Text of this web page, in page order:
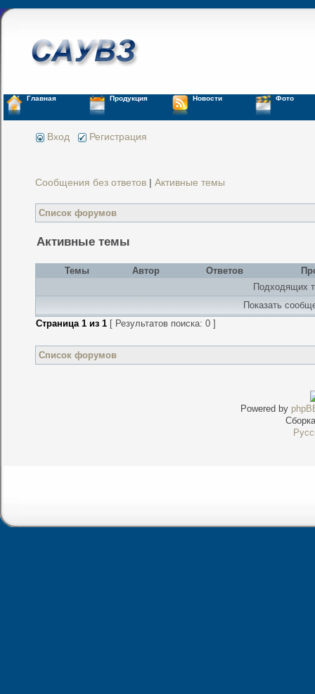
Главная Продукция Новости Фото
Вход Регистрация
Сообщения без ответов |Активные темы
Список форумов
Активные темы
Темы Автор Ответов
Подходящих
Показать
Страница1 из1 [ Результатов поиска: 0 ]
Список форумов
Powered by